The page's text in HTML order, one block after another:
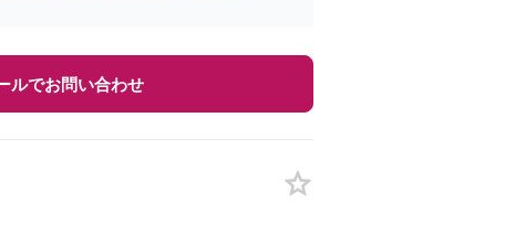
ルでお問い合わせ